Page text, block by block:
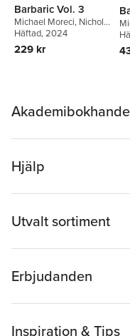
Barbaric Vol. 3
Michael Moreci, Nicholas
Eames,Adrian F. Wassel
Häftad, 2024
229 kr
Hjälp
Utvalt sortiment
Erbjudanden
Inspiration & Tips